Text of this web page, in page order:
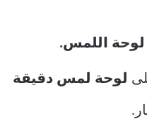
لوحة اللمس.
لوحة لمس دقيقة